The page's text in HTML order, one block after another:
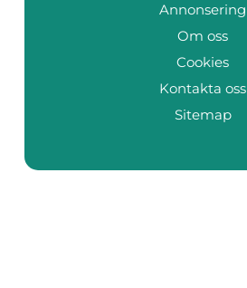
Annonsering
Om oss
Cookies
Kontakta oss
Sitemap